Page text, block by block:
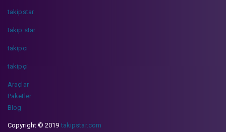
takipstar
takip star
takipci
takipçi
Araçlar
Paketler
Blog
Copyright © 2019takipstar.com